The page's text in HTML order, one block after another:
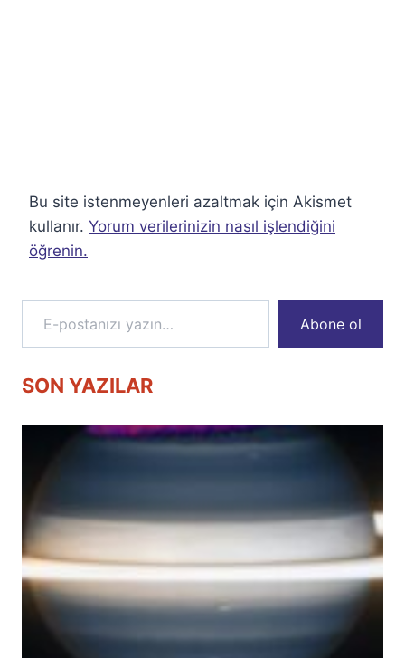
Bu site istenmeyenleri azaltmak için Akismet
kullanır. Yorum verilerinizin nasıl işlendiğini
öğrenin.
E-postanızı yazın…
Abone ol
SON YAZILAR